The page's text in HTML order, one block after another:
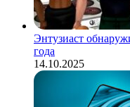
Энтузиаст
года
14.10.2025